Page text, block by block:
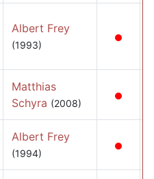
Albert Frey
(1993)
Matthias
Schyra (2008)
Albert Frey
(1994)